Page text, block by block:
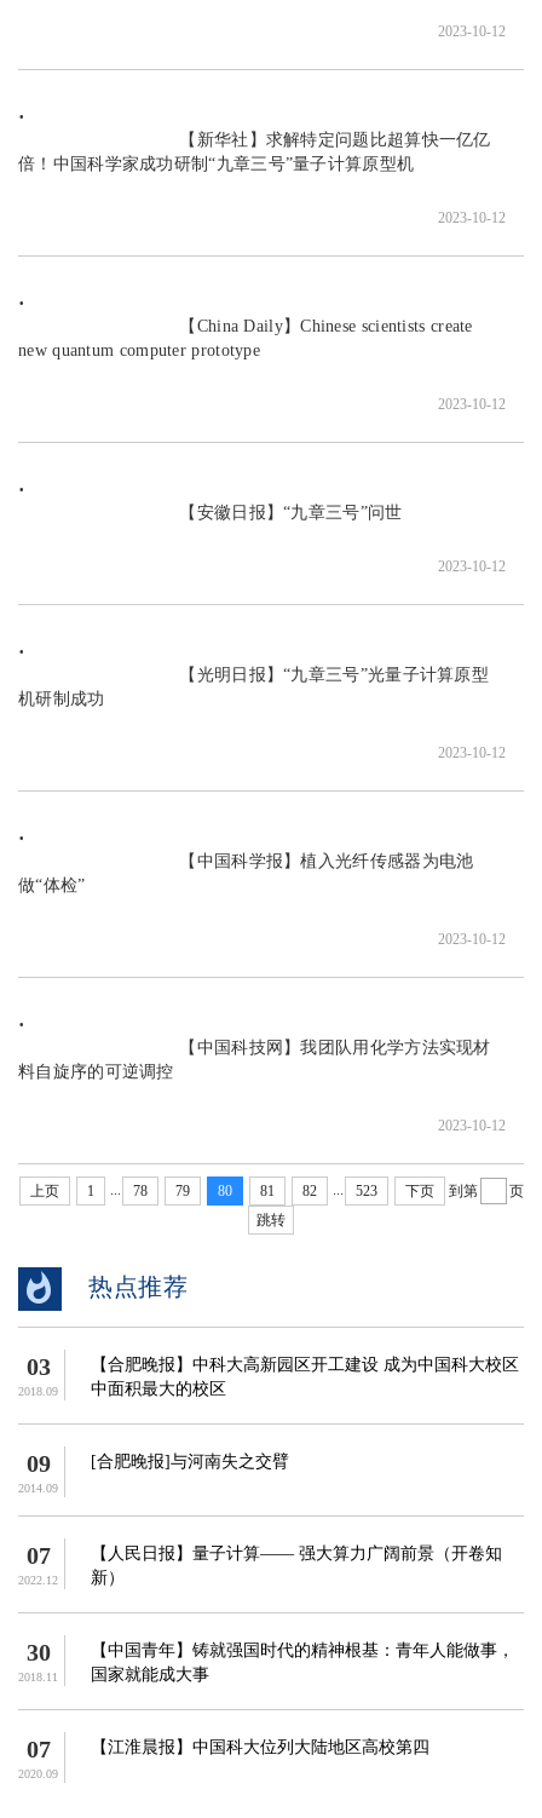
2023-10-12
倍！中国科学家成功研制“九章三号”量子计算原型机
2023-10-12
new quantum computer prototype
2023-10-12
2023-10-12
机研制成功
2023-10-12
做“体检”
2023-10-12
料自旋序的可逆调控
2023-10-12
上页 1 78 79 80 81 82 523 下页 到第
页
跳转
热点推荐
03
2018.09
【合肥晚报】中科大高新园区开工建设 成为中国科大校区
中面积最大的校区
09
2014.09
[合肥晚报]与河南失之交臂
07
2022.12
【人民日报】量子计算—— 强大算力广阔前景（开卷知
新）
30
2018.11
【中国青年】铸就强国时代的精神根基：青年人能做事，
国家就能成大事
07
2020.09
【江淮晨报】中国科大位列大陆地区高校第四